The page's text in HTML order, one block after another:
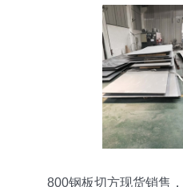
800钢板切方现货销售